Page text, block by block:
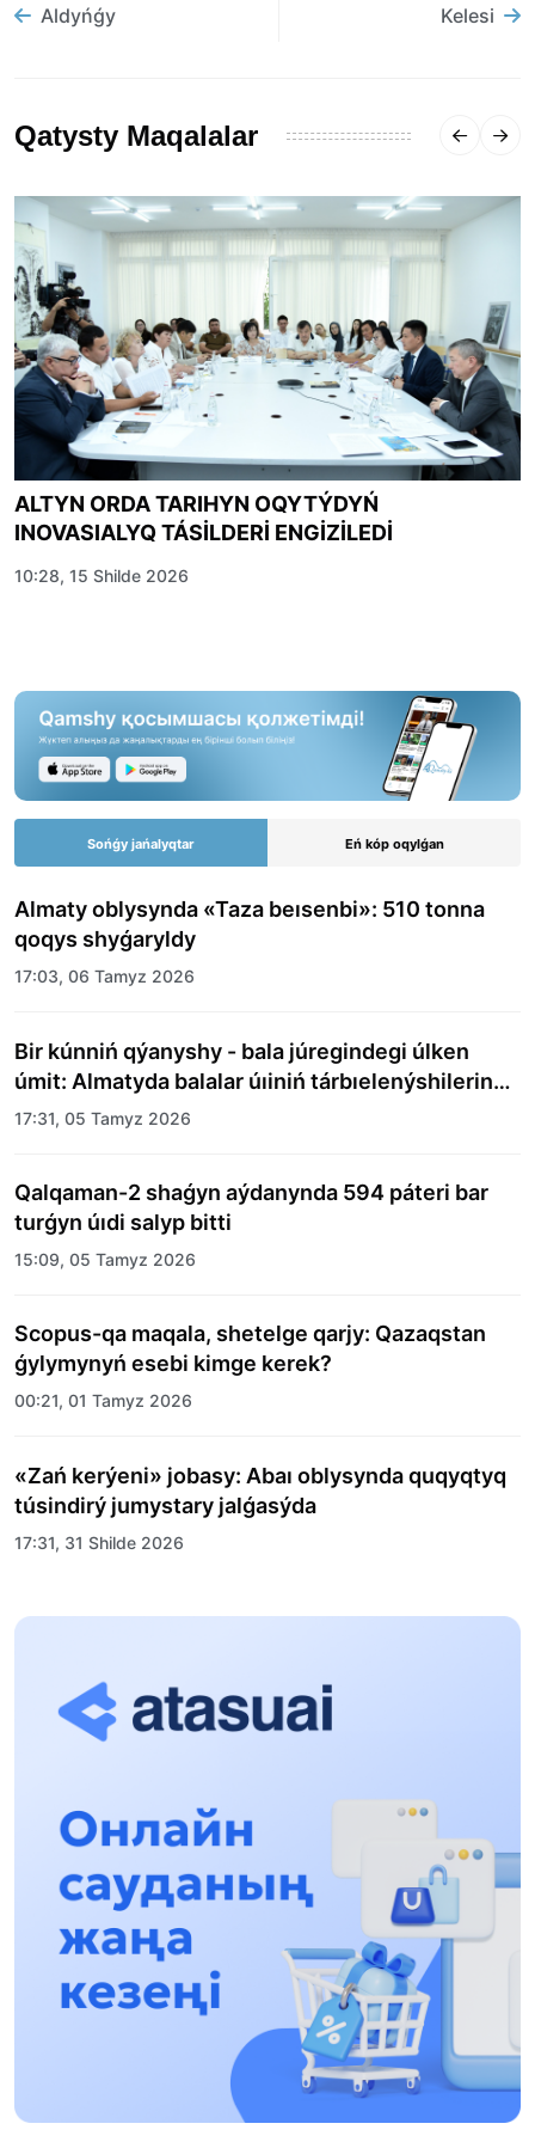
Aldyńǵy Kelesi
Qatysty Maqalalar
ALTYN ORDA TARIHYN OQYTÝDYŃ
INOVASIALYQ TÁSİLDERİ ENGİZİLEDİ
10:28, 15 Shilde 2026
Sońǵy jańalyqtar Eń kóp oqylǵan
Almaty oblysynda «Taza beısenbi»: 510 tonna
qoqys shyǵaryldy
17:03, 06 Tamyz 2026
Bir kúnniń qýanyshy - bala júregindegi úlken
úmit: Almatyda balalar úıiniń tárbıelenýshilerine
merekelik kún uıymdastyryldy
17:31, 05 Tamyz 2026
Qalqaman-2 shaǵyn aýdanynda 594 páteri bar
turǵyn úıdi salyp bitti
15:09, 05 Tamyz 2026
Scopus-qa maqala, shetelge qarjy: Qazaqstan
ǵylymynyń esebi kimge kerek?
00:21, 01 Tamyz 2026
«Zań kerýeni» jobasy: Abaı oblysynda quqyqtyq
túsindirý jumystary jalǵasýda
17:31, 31 Shilde 2026
Halyqaralyq «Formýla-1 H2O» jarysyn Qonaev
13:13, 30 Shilde 2026
12:01, 28 Shilde 2026
Abzal Dostıar: Dýman Muhametkárimdi Almaty
túrmesine aýystyrýy múmkin
16:15, 27 Shilde 2026
Óskenbaı Qulataıuly: Rýhanıatqa qyzmet etken
17:46, 26 Shilde 2026